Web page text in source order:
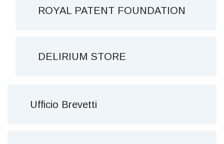
ROYAL PATENT FOUNDATION
DELIRIUM STORE
Ufficio Brevetti